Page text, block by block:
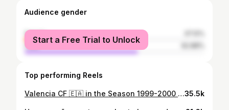
Audience gender
female
male
Start a Free Trial to Unlock
Top performing Reels
Valencia CF 🇪🇦 in the Season 1999-2000 Then and Now! 🔥 . That legendary team that reached the 1st Champions League Final for the club! . Follow us for more Nostalgia! @worldcupfever_carlos . #fifaworldcup #worldcup #copamundial #valenciacf #mondiali35.5k